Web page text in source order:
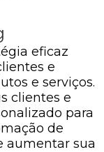
eficaz
e
e serviços.
clientes e
para
de
aumentar sua